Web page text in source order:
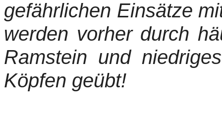
gefährlichen Einsätze
werden vorher durch
Ramstein und
Köpfen geübt!